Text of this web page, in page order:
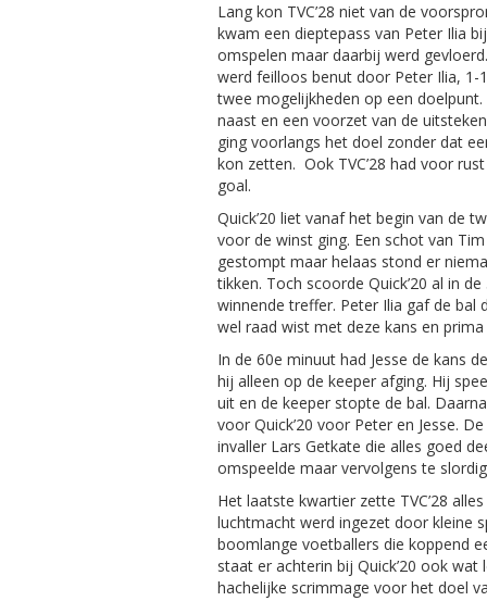
Lang kon TVC’28 niet van de
kwam een dieptepass van Peter Ilia
omspelen maar daarbij werd
werd feilloos benut door Peter Ilia, 1-
twee mogelijkheden op een
naast en een voorzet van de
ging voorlangs het doel zonder dat
kon zetten. Ook TVC’28 had voor
goal.
Quick’20 liet vanaf het begin van de
voor de winst ging. Een schot van
gestompt maar helaas stond er
tikken. Toch scoorde Quick’20 al in
winnende treffer. Peter Ilia gaf de bal
wel raad wist met deze kans en
In de 60e minuut had Jesse de kans
hij alleen op de keeper afging. Hij
uit en de keeper stopte de bal.
voor Quick’20 voor Peter en Jesse.
invaller Lars Getkate die alles goed
omspeelde maar vervolgens te
Het laatste kwartier zette TVC’28
luchtmacht werd ingezet door kleine
boomlange voetballers die koppend
staat er achterin bij Quick’20 ook
hachelijke scrimmage voor het doel